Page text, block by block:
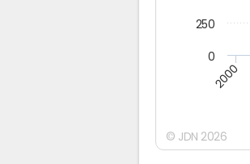
2000
0
250
© JDN 2026